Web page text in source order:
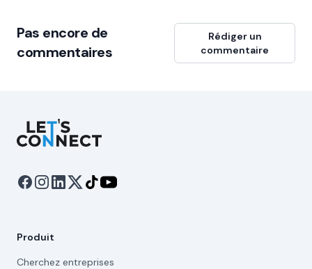
Pas encore de
commentaires
Rédiger un
commentaire
Let's Connect
Produit
Cherchez entreprises